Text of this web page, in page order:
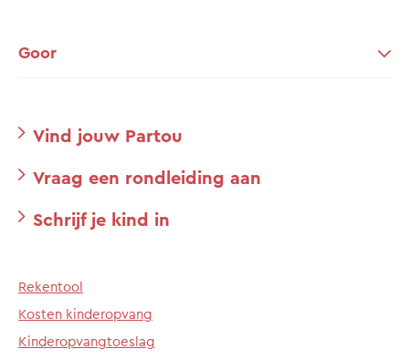
Goor
Vind jouw Partou
Vraag een rondleiding aan
Schrijf je kind in
Rekentool
Kosten kinderopvang
Kinderopvangtoeslag